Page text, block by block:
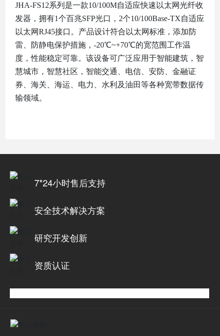
JHA-FS12系列是一款10/100M自适应快速以太网光纤收
发器，拥有1个百兆SFP光口， 2个10/100Base-TX自适应
以太网RJ45接口。产品设计符合以太网标准，添加防
雷、防静电保护措施，-20℃~+70℃的宽范围工作温
度，性能稳定可靠。该设备可广泛应用于智能建筑，智
慧城市，智慧社区，智能交通、电信、安防、金融证
券、海关、海运、电力、水利及油田等各种宽带数据传
输领域。
7*24小时售后支持
安全技术解决方案
研究开发创新
资质认证